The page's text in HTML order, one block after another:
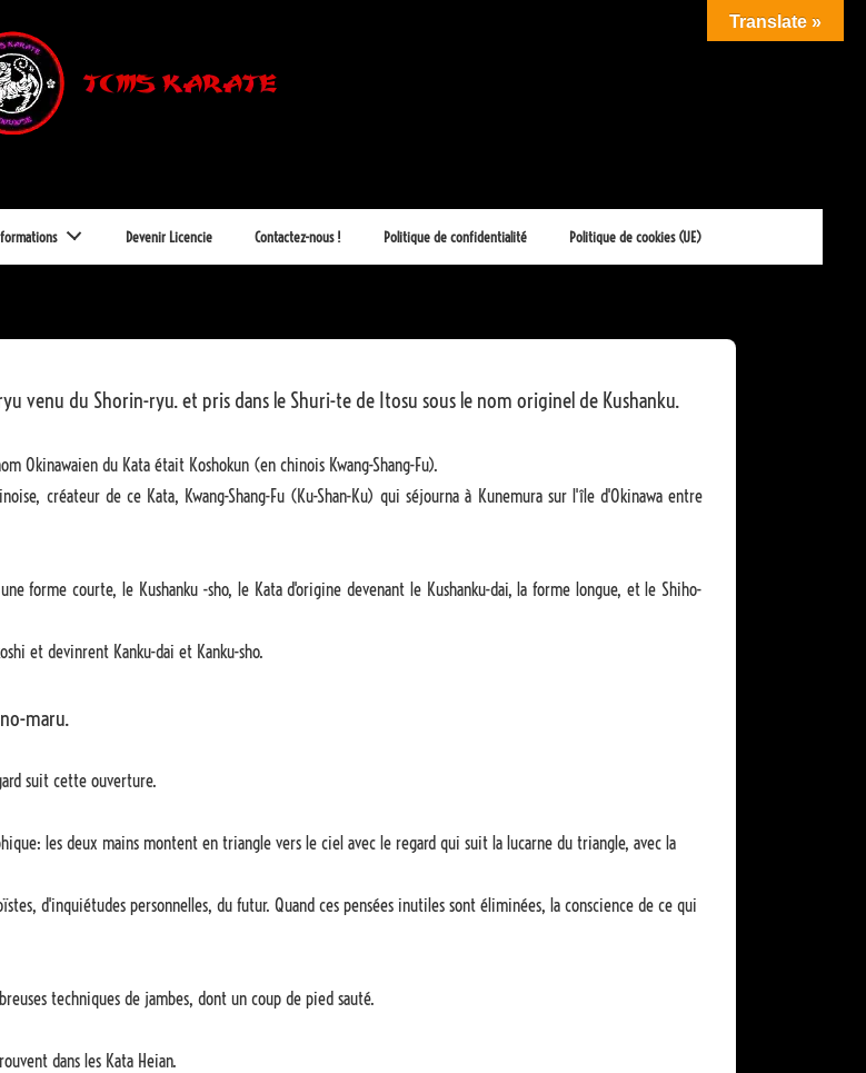
Devenir Licencie Contactez-nous ! Politique de confidentialité Politique de cookies (UE)
venu du Shorin-ryu. et pris dans le Shuri-te de Itosu sous le nom originel de Kushanku.
Okinawaien du Kata était Koshokun (en chinois Kwang-Shang-Fu).
créateur de ce Kata, Kwang-Shang-Fu (Ku-Shan-Ku) qui séjourna à Kunemura sur l'île d'Okinawa entre
forme courte, le Kushanku -sho, le Kata d'origine devenant le Kushanku-dai, la forme longue, et le Shiho-
et devinrent Kanku-dai et Kanku-sho.
maru.
suit cette ouverture.
les deux mains montent en triangle vers le ciel avec le regard qui suit la lucarne du triangle, avec la
d'inquiétudes personnelles, du futur. Quand ces pensées inutiles sont éliminées, la conscience de ce qui
techniques de jambes, dont un coup de pied sauté.
dans les Kata Heian.
Translate »